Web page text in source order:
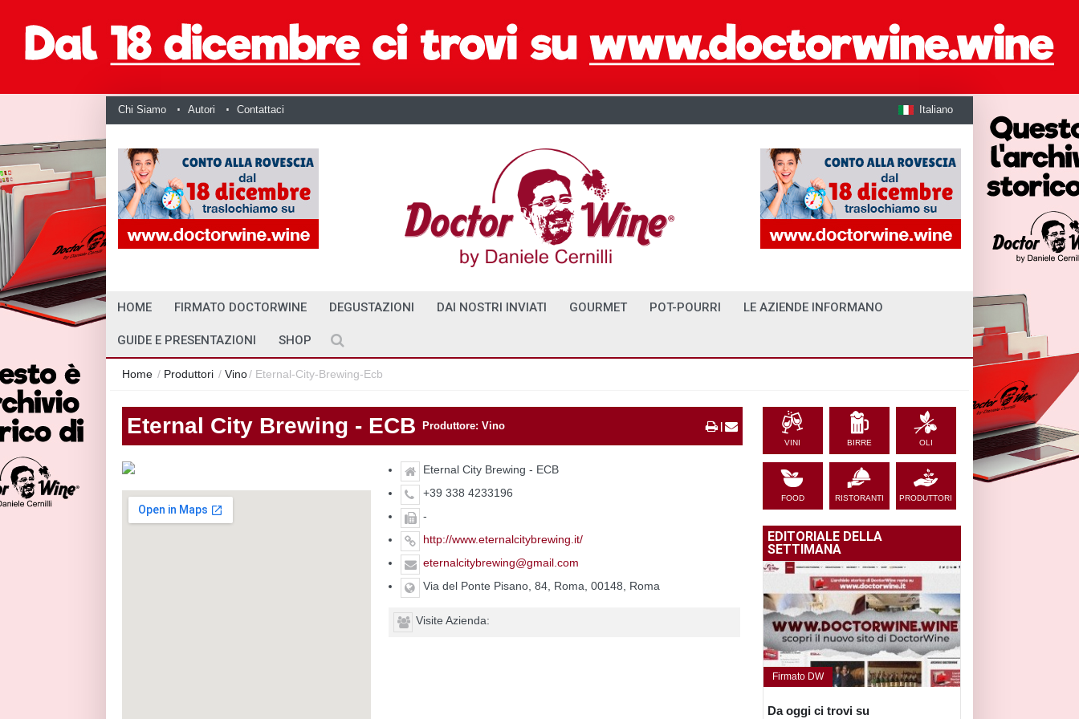
Chi Siamo Autori Contattaci Italiano
HOME FIRMATO DOCTORWINE DEGUSTAZIONI DAI NOSTRI INVIATI GOURMET POT-POURRI LE AZIENDE INFORMANO
GUIDE E PRESENTAZIONI SHOP
Home / Produttori / Vino/ Eternal-City-Brewing-Ecb
Eternal City Brewing - ECB Produttore: Vino |
Eternal City Brewing - ECB
+39 338 4233196
-
http://www.eternalcitybrewing.it/
eternalcitybrewing@gmail.com
Via del Ponte Pisano, 84, Roma, 00148, Roma
Visite Azienda:
VINI BIRRE OLI
FOOD RISTORANTI PRODUTTORI
EDITORIALE DELLA
SETTIMANA
Firmato DW
Da oggi ci trovi su